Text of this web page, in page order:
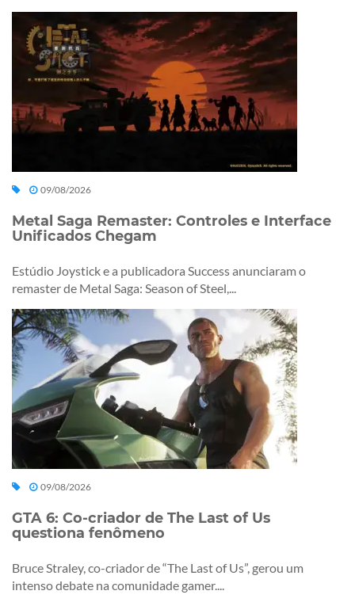
09/08/2026
Metal Saga Remaster: Controles e Interface
Unificados Chegam
Estúdio Joystick e a publicadora Success anunciaram o
remaster de Metal Saga: Season of Steel,...
09/08/2026
GTA 6: Co-criador de The Last of Us
questiona fenômeno
Bruce Straley, co-criador de “The Last of Us”, gerou um
intenso debate na comunidade gamer....